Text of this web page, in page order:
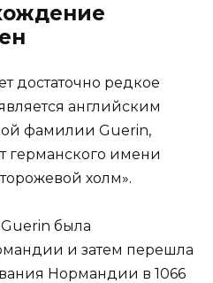
достаточно редкое
английским
фамилии Guerin,
германского имени
холм».
была
и затем перешла
Нормандии в 1066